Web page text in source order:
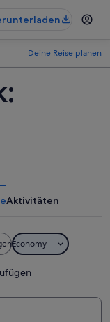
Deine Reise planen
Aktivitäten
Economy